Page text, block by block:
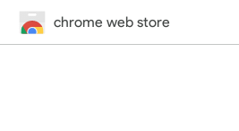
chrome web store